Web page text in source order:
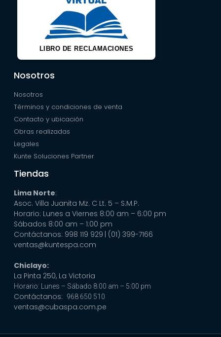
LIBRO DE RECLAMACIONES
Nosotros
Nosotros
Términos y condiciones de venta
Contacto y ubicación
Obras realizadas
Legales
Kunte Soluciones Partner
Tiendas
Lima Norte:
Asoc. Villa Juanita Mz. C Lt. 5 – S.M.P.
Horario: Lunes a Viernes 8:00 am – 6:00 pm
Sábados 8:00 am – 1:00 pm
Contáctanos: 998 119 929 | (01) 399-7166
ventas@kuntespa.com
Chiclayo:
La Pinta 250, La Victoria
Horario: Lunes – Sábado 8:00 am – 5:00 pm
Contáctanos: 968 650 510
ventas@cubaspa.com.pe